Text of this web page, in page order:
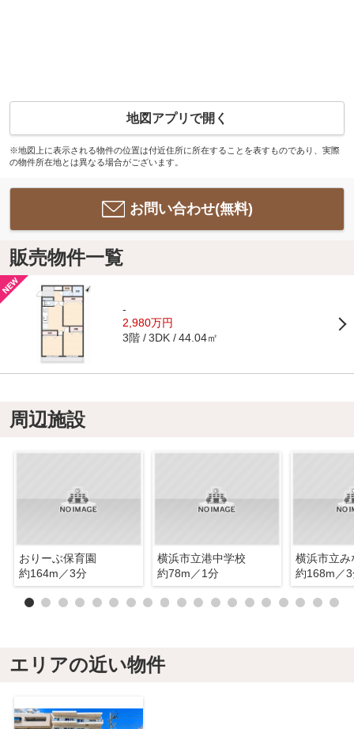
地図アプリで開く
※地図上に表示される物件の位置は付近住所に所在することを表すものであり、実際
の物件所在地とは異なる場合がございます。
お問い合わせ(無料)
販売物件一覧
-
2,980万円
3階 3DK 44.04㎡
周辺施設
おりーぶ保育園
約164m／3分
横浜市立港中学校
約78m／1分
約168m／
エリアの近い物件